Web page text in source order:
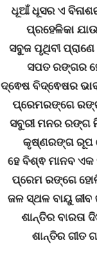
ଧୂଆଁ ଧୂସର ଏ
ପ୍ରହେଳିକା
ସବୁଜ ପୃଥିବୀ
ସପତ ରଙ୍ଗର
ଦ୍ଵେଷ ବିଦ୍ଵେଷର
ପ୍ରେମରଙ୍ଗେ
ସବୁରୀ ମନର ରଙ୍ଗ
କୃଷ୍ଣରଙ୍ଗ ରୂପ
ହେ ବିଶ୍ଵ ମାନବ
ପ୍ରେମ ରଙ୍ଗେ
ଜଳ ସ୍ଥଳ ବାୟୁ
ଶାନ୍ତିର ବାରତା
ଶାନ୍ତିର ଗୀତ